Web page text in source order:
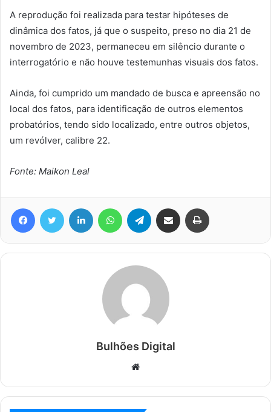
A reprodução foi realizada para testar hipóteses de
dinâmica dos fatos, já que o suspeito, preso no dia 21 de
novembro de 2023, permaneceu em silêncio durante o
interrogatório e não houve testemunhas visuais dos fatos.
Ainda, foi cumprido um mandado de busca e apreensão no
local dos fatos, para identificação de outros elementos
probatórios, tendo sido localizado, entre outros objetos,
um revólver, calibre 22.
Fonte: Maikon Leal
FacebookTwitter Linkedin WhatsAppTelegram Compartilhar via e-mail
Bulhões Digital
Website